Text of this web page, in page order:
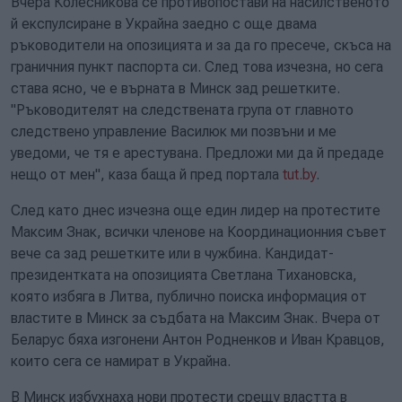
й експулсиране в Украйна заедно с още двама
ръководители на опозицията и за да го пресече, скъса на
граничния пункт паспорта си. След това изчезна, но сега
става ясно, че е върната в Минск зад решетките.
"Ръководителят на следствената група от главното
следствено управление Василюк ми позвъни и ме
уведоми, че тя е арестувана. Предложи ми да й предаде
нещо от мен", каза баща й пред портала tut.by.
След като днес изчезна още един лидер на протестите
Максим Знак, всички членове на Координационния съвет
вече са зад решетките или в чужбина. Кандидат-
президентката на опозицията Светлана Тихановска,
която избяга в Литва, публично поиска информация от
властите в Минск за съдбата на Максим Знак. Вчера от
Беларус бяха изгонени Антон Родненков и Иван Кравцов,
които сега се намират в Украйна.
В Минск избухнаха нови протести срещу властта в